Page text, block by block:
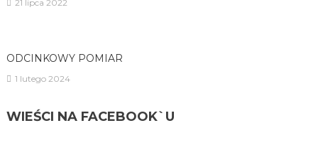
21 lipca 2022
ODCINKOWY POMIAR
1 lutego 2024
WIEŚCI NA FACEBOOK`U